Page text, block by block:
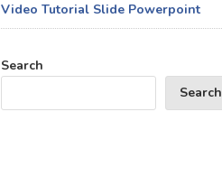
Video Tutorial Slide Powerpoint
Search
Search